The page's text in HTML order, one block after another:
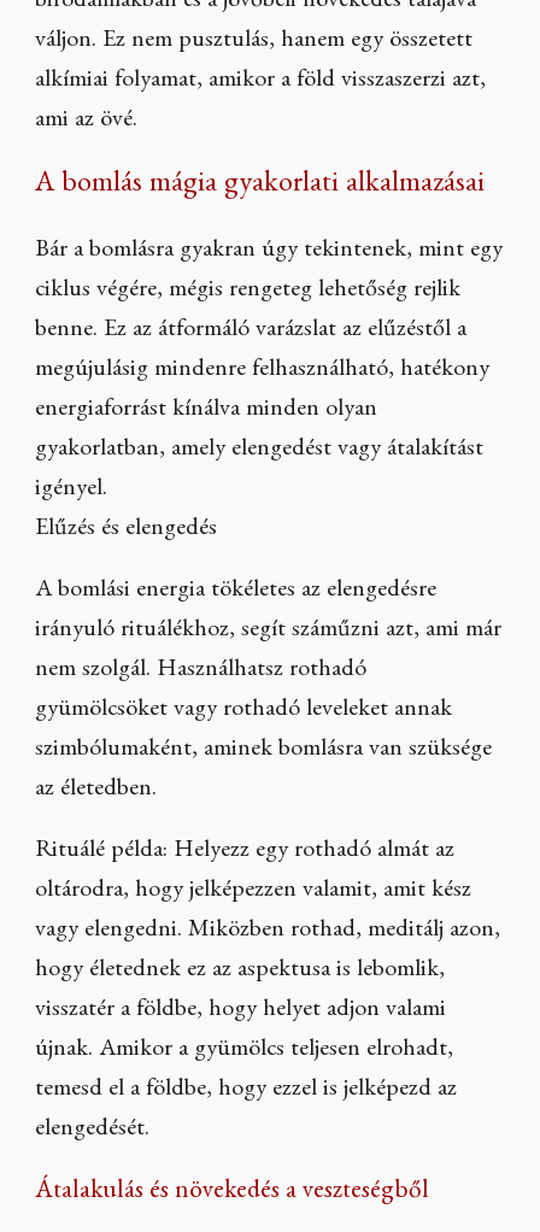
váljon. Ez nem pusztulás, hanem egy összetett
alkímiai folyamat, amikor a föld visszaszerzi azt,
ami az övé.
A bomlás mágia gyakorlati alkalmazásai
Bár a bomlásra gyakran úgy tekintenek, mint egy
ciklus végére, mégis rengeteg lehetőség rejlik
benne. Ez az átformáló varázslat az elűzéstől a
megújulásig mindenre felhasználható, hatékony
energiaforrást kínálva minden olyan
gyakorlatban, amely elengedést vagy átalakítást
igényel.
Elűzés és elengedés
A bomlási energia tökéletes az elengedésre
irányuló rituálékhoz, segít száműzni azt, ami már
nem szolgál. Használhatsz rothadó
gyümölcsöket vagy rothadó leveleket annak
szimbólumaként, aminek bomlásra van szüksége
az életedben.
Rituálé példa: Helyezz egy rothadó almát az
oltárodra, hogy jelképezzen valamit, amit kész
vagy elengedni. Miközben rothad, meditálj azon,
hogy életednek ez az aspektusa is lebomlik,
visszatér a földbe, hogy helyet adjon valami
újnak. Amikor a gyümölcs teljesen elrohadt,
temesd el a földbe, hogy ezzel is jelképezd az
elengedését.
Átalakulás és növekedés a veszteségből